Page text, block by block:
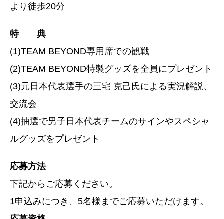
より徒歩20分
特 典
(1)TEAM BEYOND専用席での観戦
(2)TEAM BEYOND特製グッズを全員にプレゼント
(3)元日本代表選手の三宅 克己氏による実況解説、
交流会
(4)抽選で男子日本代表チームのサインやスペシャ
ルグッズをプレゼント
応募方法
下記からご応募ください。
1申込みにつき、5名様までご応募いただけます。